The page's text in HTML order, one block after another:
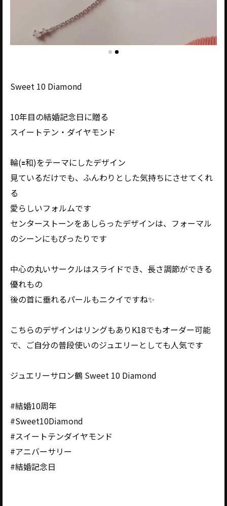
Sweet 10 Diamond
10年目の結婚記念日に贈る
スイートテン・ダイヤモンド
輪(🟰和)をテーマにしたデザイン
見ているだけでも、ふんわりとした気持ちにさせてくれ
る
愛らしいフォルムです
センターストーンをあしらったデザインは、フォーマル
のシーンにもぴったりです
中心の丸いサークルはスライドでき、長さ調節ができる
優れもの
後の首に垂れるパールもニクイですね✨️
こちらのデザインはリングもありK18でもオーダー可能
で、ご自分の普段使いのジュエリーとしても人気です
ジュエリーサロン鶴 Sweet 10 Diamond
#結婚10周年
#Sweet10Diamond
#スイートテンダイヤモンド
#アニバーサリー
#結婚記念日